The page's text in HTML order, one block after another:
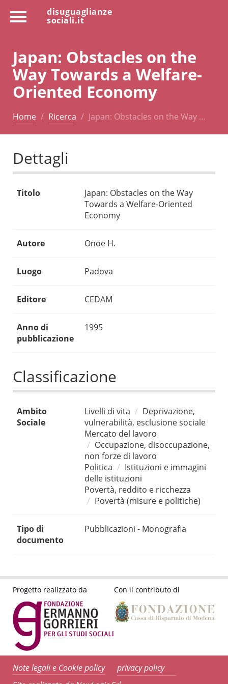
disuguaglianze
sociali.it
Japan: Obstacles on the
Way Towards a Welfare-
Oriented Economy
Home Ricerca Japan: Obstacles on the Way …
Dettagli
Titolo
Japan: Obstacles on the Way
Towards a Welfare-Oriented
Economy
Autore Onoe H.
Luogo Padova
Editore CEDAM
Anno di
pubblicazione
1995
Classificazione
Ambito
Sociale
Livelli di vita
Deprivazione,
vulnerabilità, esclusione sociale
Mercato del lavoro
Occupazione, disoccupazione,
non forze di lavoro
Politica
Istituzioni e immagini
delle istituzioni
Povertà, reddito e ricchezza
Povertà (misure e politiche)
Tipo di
documento
Pubblicazioni - Monografia
Progetto realizzato da Con il contributo di
Note legali e Cookie policy
privacy policy